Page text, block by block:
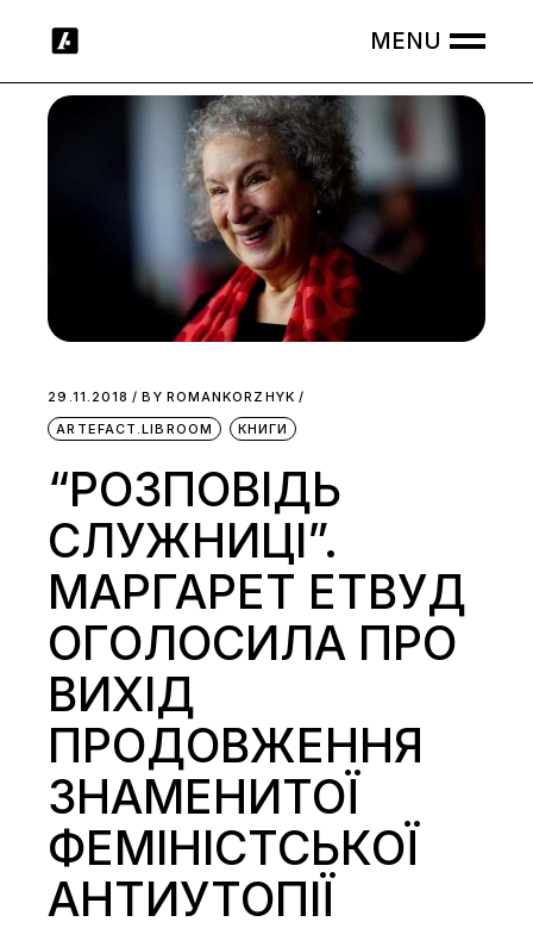
29.11.2018 BY ROMANKORZHYK
ARTEFACT.LIBROOM
КНИГИ
“РОЗПОВІДЬ
СЛУЖНИЦІ”.
МАРГАРЕТ ЕТВУД
ОГОЛОСИЛА ПРО
ВИХІД
ПРОДОВЖЕННЯ
ЗНАМЕНИТОЇ
ФЕМІНІСТСЬКОЇ
АНТИУТОПІЇ